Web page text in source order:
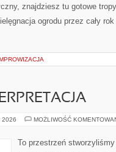
znajdziesz tu gotowe
ogrodu przez cały
2026 MOŻLIWOŚĆ
To przestrzeń